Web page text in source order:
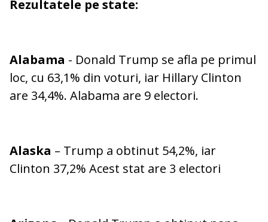
Rezultatele pe state:
Alabama - Donald Trump se afla pe primul
loc, cu 63,1% din voturi, iar Hillary Clinton
are 34,4%. Alabama are 9 electori.
Alaska – Trump a obtinut 54,2%, iar
Clinton 37,2% Acest stat are 3 electori